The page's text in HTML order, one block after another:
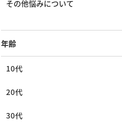
その他悩みについて
年齢
10代
20代
30代